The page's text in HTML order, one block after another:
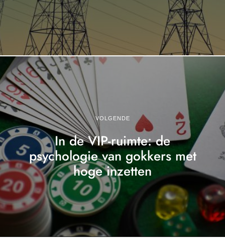
VOLGENDE
In de VIP-ruimte: de
psychologie van gokkers met
hoge inzetten